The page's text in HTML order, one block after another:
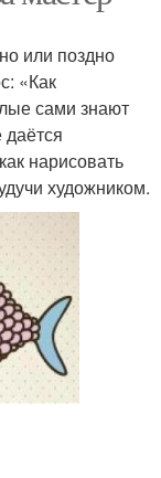
или поздно
«Как
сами знают
даётся
нарисовать
художником.